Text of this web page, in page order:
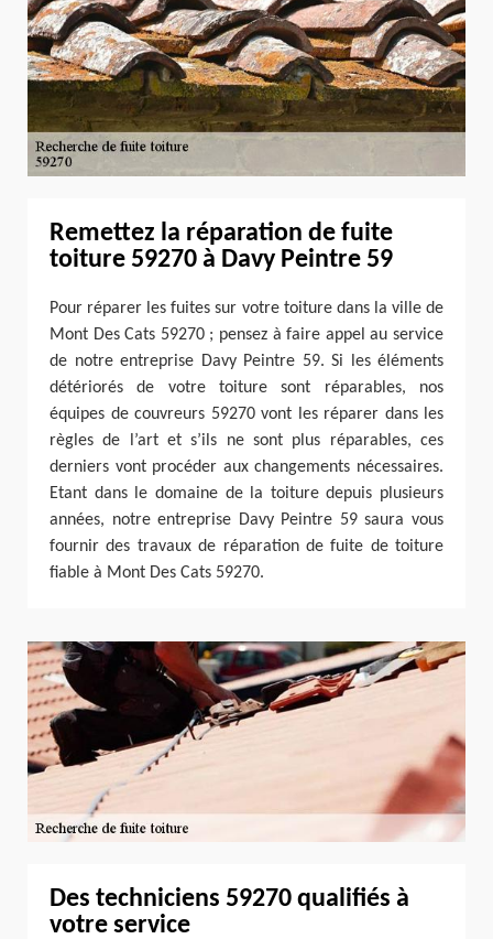
Remettez la réparation de fuite
toiture 59270 à Davy Peintre 59
Pour réparer les fuites sur votre toiture dans la ville de
Mont Des Cats 59270 ; pensez à faire appel au service
de notre entreprise Davy Peintre 59. Si les éléments
détériorés de votre toiture sont réparables, nos
équipes de couvreurs 59270 vont les réparer dans les
règles de l’art et s’ils ne sont plus réparables, ces
derniers vont procéder aux changements nécessaires.
Etant dans le domaine de la toiture depuis plusieurs
années, notre entreprise Davy Peintre 59 saura vous
fournir des travaux de réparation de fuite de toiture
fiable à Mont Des Cats 59270.
Des techniciens 59270 qualifiés à
votre service